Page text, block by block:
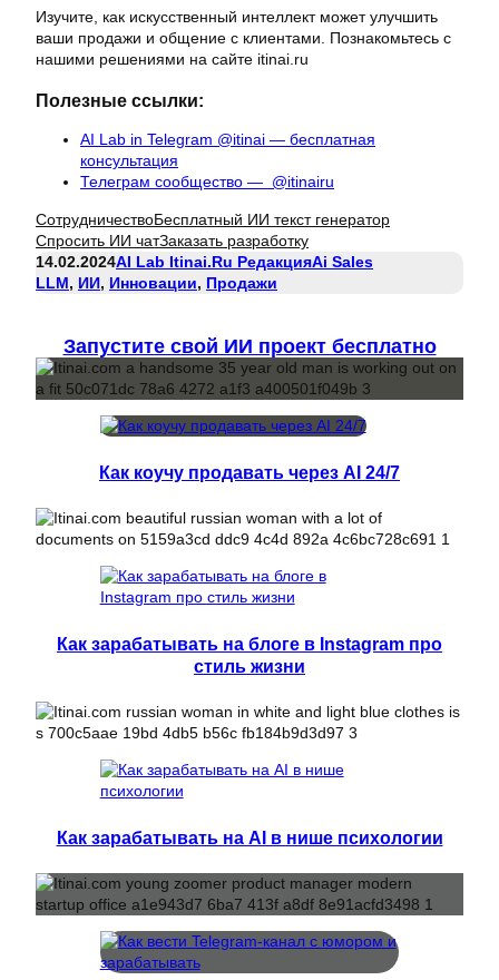
Изучите, как искусственный интеллект может улучшить
ваши продажи и общение с клиентами. Познакомьтесь с
нашими решениями на сайте itinai.ru
Полезные ссылки:
AI Lab in Telegram @itinai — бесплатная
консультация
Телеграм сообщество — @itinairu
СотрудничествоБесплатный ИИ текст генератор
Спросить ИИ чатЗаказать разработку
14.02.2024AI Lab Itinai.ru РедакцияAi Sales
LLM, ИИ, Инновации, Продажи
Запустите свой ИИ проект бесплатно
Как коучу продавать через AI 24/7
Как зарабатывать на блоге в Instagram про
стиль жизни
Как зарабатывать на AI в нише психологии